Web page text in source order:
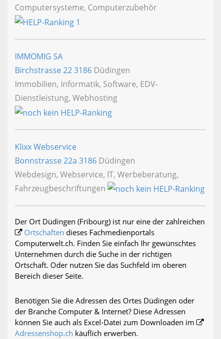
Computersysteme, Computerzubehör
IMMOMIG SA
Birchstrasse 223186 Düdingen
Immobilien, Informatik, Software, EDV-
Dienstleistung, Webhosting
Klixx Webservice
Bonnstrasse 22a 3186 Düdingen
Webdesign, Webservice, IT, Werbeberatung,
Fahrzeugbeschriftungen
Der Ort Düdingen (Fribourg) ist nur eine der zahlreichen
Ortschaften dieses Fachmedienportals
Computerwelt.ch. Finden Sie einfach Ihr gewünschtes
Unternehmen durch die Suche in der richtigen
Ortschaft. Oder nutzen Sie das Suchfeld im oberen
Bereich dieser Seite.
Benötigen Sie die Adressen des Ortes Düdingen oder
der Branche Computer & Internet? Diese Adressen
können Sie auch als Excel-Datei zum Downloaden im
Adressenshop.ch käuflich erwerben.